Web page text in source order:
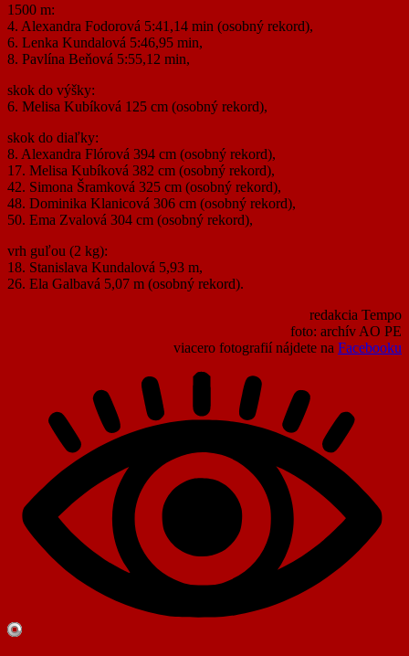
1500 m:
4. Alexandra Fodorová 5:41,14 min (osobný rekord),
6. Lenka Kundalová 5:46,95 min,
8. Pavlína Beňová 5:55,12 min,
skok do výšky:
6. Melisa Kubíková 125 cm (osobný rekord),
skok do diaľky:
8. Alexandra Flórová 394 cm (osobný rekord),
17. Melisa Kubíková 382 cm (osobný rekord),
42. Simona Šramková 325 cm (osobný rekord),
48. Dominika Klanicová 306 cm (osobný rekord),
50. Ema Zvalová 304 cm (osobný rekord),
vrh guľou (2 kg):
18. Stanislava Kundalová 5,93 m,
26. Ela Galbavá 5,07 m (osobný rekord).
redakcia Tempo
foto: archív AO PE
viacero fotografií nájdete na Facebooku